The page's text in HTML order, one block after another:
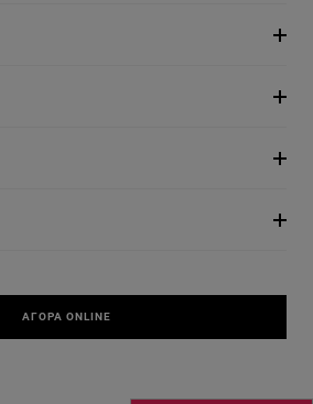
ΑΓΟΡΆ ONLINE